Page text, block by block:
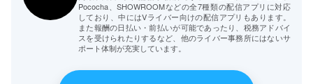
Pococha、SHOWROOMなどの全7種類の配信アプリに対応
しており、中にはVライバー向けの配信アプリもあります。
また報酬の日払い・前払いが可能であったり、税務アドバイ
スを受けられたりするなど、他のライバー事務所にはないサ
ポート体制が充実しています。